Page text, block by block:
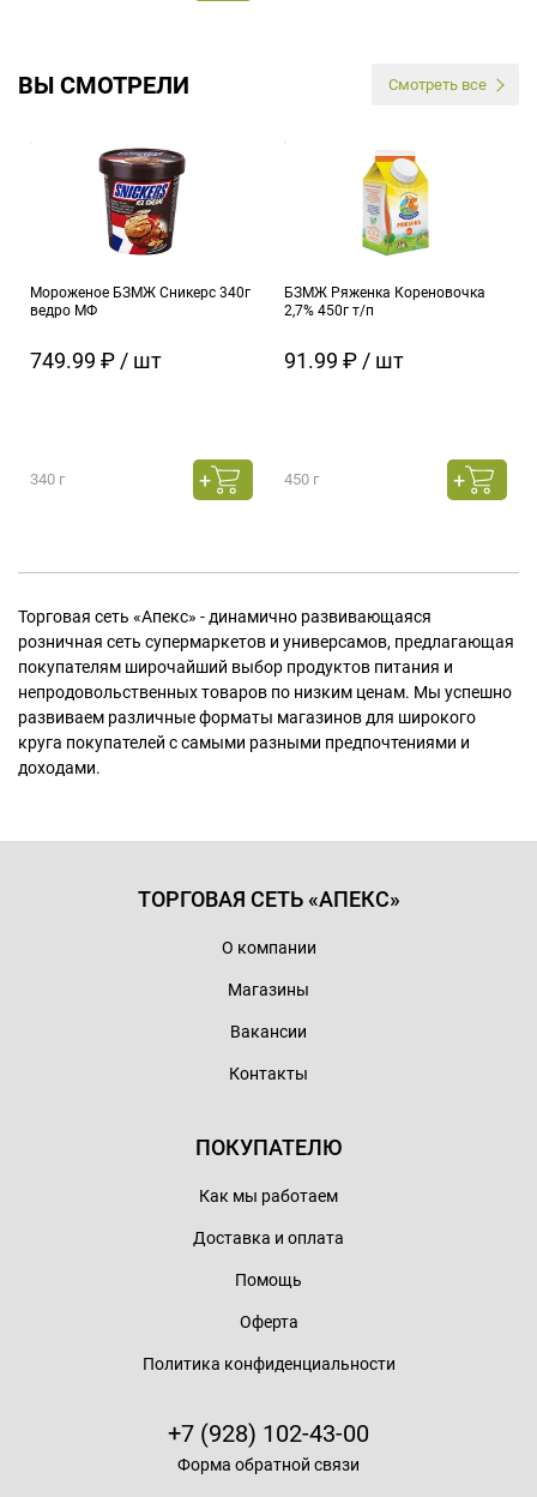
ВЫ СМОТРЕЛИ Смотреть все
Мороженое БЗМЖ Сникерс 340г
ведро МФ
749.99 ₽ / шт
340 г
БЗМЖ Ряженка Кореновочка
2,7% 450г т/п
91.99 ₽ / шт
450 г
Торговая сеть «Апекс» - динамично развивающаяся
розничная сеть супермаркетов и универсамов, предлагающая
покупателям широчайший выбор продуктов питания и
непродовольственных товаров по низким ценам. Мы успешно
развиваем различные форматы магазинов для широкого
круга покупателей с самыми разными предпочтениями и
доходами.
ТОРГОВАЯ СЕТЬ «АПЕКС»
О компании
Магазины
Вакансии
Контакты
ПОКУПАТЕЛЮ
Как мы работаем
Доставка и оплата
Помощь
Оферта
Политика конфиденциальности
+7 (928) 102-43-00
Форма обратной связи